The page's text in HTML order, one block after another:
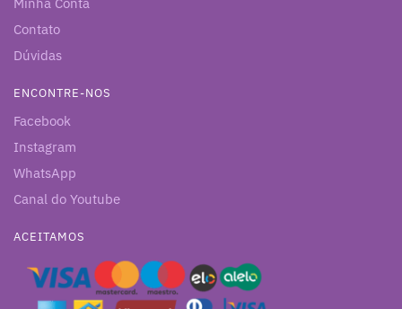
Contato
Dúvidas
ENCONTRE-NOS
Facebook
Instagram
WhatsApp
Canal do Youtube
ACEITAMOS